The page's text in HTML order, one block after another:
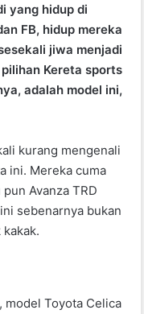
yang hidup di
FB, hidup mereka
jiwa menjadi
Kereta sports
adalah model ini,
kurang mengenali
ini. Mereka cuma
Avanza TRD
sebenarnya bukan
model Toyota Celica